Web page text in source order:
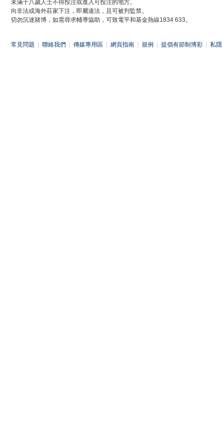
未滿十八歲人士不得投注或進入可投注的地方。
向非法或海外莊家下注，即屬違法，且可被判監禁。
切勿沉迷賭博，如需尋求輔導協助，可致電平和基金熱線1834 633。
常見問題 聯絡我們 傳媒專用區 網頁指南 規例 提倡有節制博彩 私